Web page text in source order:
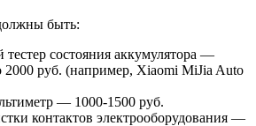
быть:
тестер состояния аккумулятора —
2000 руб. (например, Xiaomi MiJia Auto
— 1000-1500 руб.
контактов электрооборудования —